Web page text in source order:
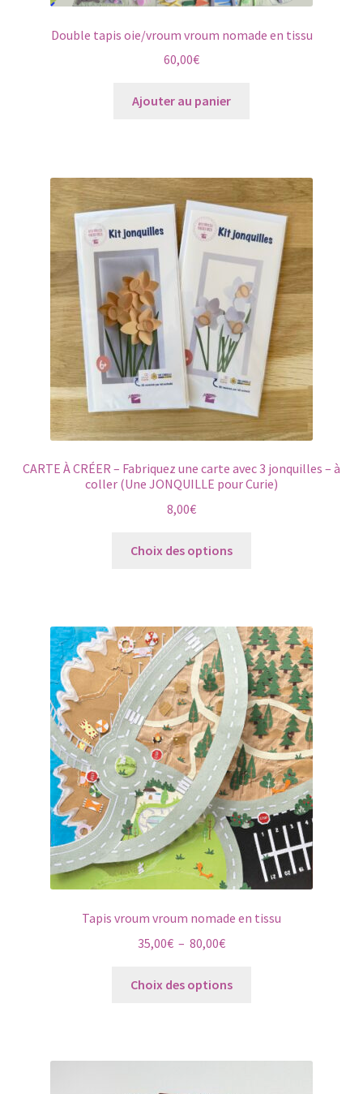
Double tapis oie/vroum vroum nomade en tissu
60,00€
Ajouter au panier
CARTE À CRÉER – Fabriquez une carte avec 3 jonquilles – à
coller (Une JONQUILLE pour Curie)
8,00€
Choix des options
variations.
Les
options
peuvent
être
choisies
sur
la
page
du
produit
Tapis vroum vroum nomade en tissu
35,00€ – 80,00€Plage
prix :
Choix des options